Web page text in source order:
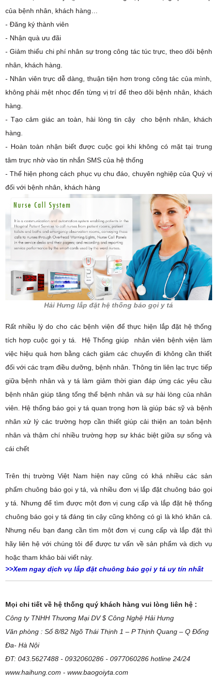
của bệnh nhân, khách hàng…
- Đăng ký thành viên
- Nhận quà ưu đãi
- Giảm thiểu chi phí nhân sự trong công tác túc trực, theo dõi bệnh
nhân, khách hàng.
- Nhân viên trực dễ dàng, thuận tiện hơn trong công tác của mình,
không phải mệt nhọc đến từng vị trí để theo dõi bệnh nhân, khách
hàng.
- Tạo cảm giác an toàn, hài lòng tin cậy cho bệnh nhân, khách
hàng.
- Hoàn toàn nhận biết được cuộc gọi khi không có mặt tại trung
tâm trực nhờ vào tin nhắn SMS của hệ thống
- Thể hiện phong cách phục vụ chu đáo, chuyên nghiệp của Quý vị
đối với bệnh nhân, khách hàng
Hải Hưng lắp đặt hệ thống báo gọi y tá
Rất nhiều lý do cho các bệnh viện để thực hiện lắp đặt hệ thống
tích hợp cuộc gọi y tá. Hệ Thống giúp nhân viên bệnh viện làm
việc hiệu quả hơn bằng cách giảm các chuyến đi không cần thiết
đối với các trạm điều dưỡng, bệnh nhân. Thông tin liên lạc trực tiếp
giữa bệnh nhân và y tá làm giảm thời gian đáp ứng các yêu cầu
bệnh nhân giúp tăng tổng thể bệnh nhân và sự hài lòng của nhân
viên. Hệ thống báo gọi y tá quan trọng hơn là giúp bác sỹ và bệnh
nhân xử lý các trường hợp cần thiết giúp cải thiện an toàn bệnh
nhân và thậm chí nhiều trường hợp sự khác biệt giữa sự sống và
cái chết
Trên thị trường Việt Nam hiện nay cũng có khá nhiều các sản
phẩm chuông báo gọi y tá, và nhiều đơn vị lắp đặt chuông báo gọi
y tá. Nhưng để tìm được một đơn vị cung cấp và lắp đặt hệ thống
chuông báo gọi y tá đáng tin cậy cũng không có gì là khó khăn cả.
Nhưng nếu bạn đang cần tìm một đơn vị cung cấp và lắp đặt thì
hãy liên hệ với chúng tôi để được tư vấn về sản phẩm và dịch vụ
hoặc tham khảo bài viết này.
>>Xem ngaydịch vụ lắp đặt chuông báo gọi y tá uy tín nhất
Mọi chi tiết về hệ thống quý khách hàng vui lòng liên hệ :
Công ty TNHH Thương Mại DV $ Công Nghệ Hải Hưng
Văn phòng : Số 8/82 Ngõ Thái Thịnh 1 – P Thịnh Quang – Q Đống
Đa- Hà Nội
ĐT: 043.5627488 - 0932060286 - 0977060286 hotline 24/24
www.haihung.com - www.baogoiyta.com